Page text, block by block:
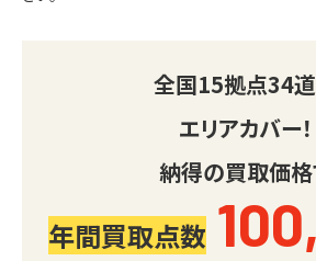
全国15拠点34
エリアカバー！
納得の買取価
年間買取点数